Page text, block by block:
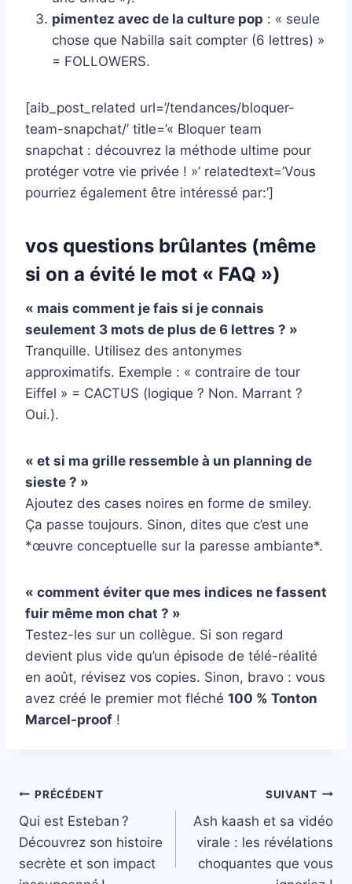
pimentez avec de la culture pop : « seule
chose que Nabilla sait compter (6 lettres) »
= FOLLOWERS.
[aib_post_related url=’/tendances/bloquer-
team-snapchat/’ title=’« Bloquer team
snapchat : découvrez la méthode ultime pour
protéger votre vie privée ! »’ relatedtext=’Vous
pourriez également être intéressé par:’]
vos questions brûlantes (même
si on a évité le mot « FAQ »)
« mais comment je fais si je connais
seulement 3 mots de plus de 6 lettres ? »
Tranquille. Utilisez des antonymes
approximatifs. Exemple : « contraire de tour
Eiffel » = CACTUS (logique ? Non. Marrant ?
Oui.).
« et si ma grille ressemble à un planning de
sieste ? »
Ajoutez des cases noires en forme de smiley.
Ça passe toujours. Sinon, dites que c’est une
*œuvre conceptuelle sur la paresse ambiante*.
« comment éviter que mes indices ne fassent
fuir même mon chat ? »
Testez-les sur un collègue. Si son regard
devient plus vide qu’un épisode de télé-réalité
en août, révisez vos copies. Sinon, bravo : vous
avez créé le premier mot fléché 100 % Tonton
Marcel-proof !
Navigation
de
l’article
PRÉCÉDENT
Qui est Esteban ?
Découvrez son histoire
secrète et son impact
SUIVANT
Ash kaash et sa vidéo
virale : les révélations
choquantes que vous